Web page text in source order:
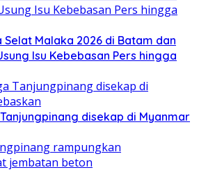
Selat Malaka 2026 di Batam dan
Isu Kebebasan Pers hingga
disekap di Myanmar